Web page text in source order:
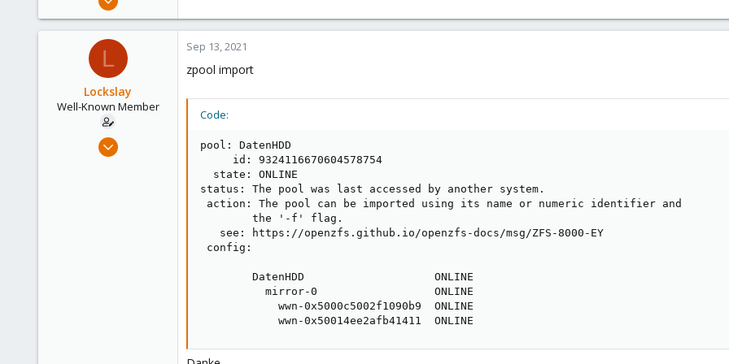
4,874
Germany
L
Lockslay
Well-Known Member
Nov 27, 2020
Sep 13, 2021
zpool import
Code:
pool: DatenHDD
     id: 9324116670604578754
  state: ONLINE
status: The pool was last accessed by another system.
action: The pool can be imported using its name or numeric identifier and
        the '-f' flag.
   see: https://openzfs.github.io/openzfs-docs/msg/ZFS-8000-EY
config:
        DatenHDD                    ONLINE
          mirror-0                  ONLINE
            wwn-0x5000c5002f1090b9  ONLINE
            wwn-0x50014ee2afb41411  ONLINE